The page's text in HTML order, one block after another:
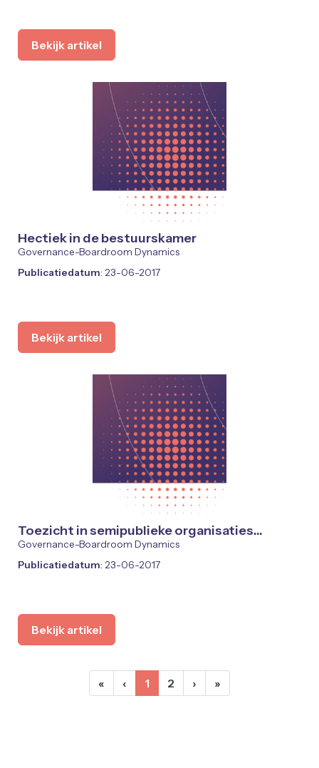
Bekijk artikel
Hectiek in de bestuurskamer
Governance-Boardroom Dynamics
Publicatiedatum: 23-06-2017
Bekijk artikel
Toezicht in semipublieke organisaties…
Governance-Boardroom Dynamics
Publicatiedatum: 23-06-2017
Bekijk artikel
« ‹ 1 (huidige)
2 › »